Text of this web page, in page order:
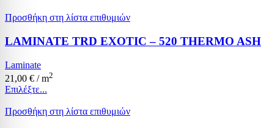
Προσθήκη στη λίστα επιθυμιών
LAMINATE TRD EXOTIC – 520 THERMO ASH
Laminate
21,00 € / m2
Επιλέξτε...
Προσθήκη στη λίστα επιθυμιών